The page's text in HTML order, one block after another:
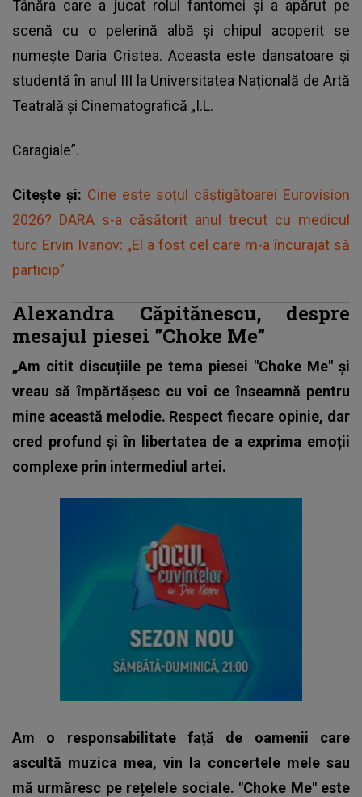
Tânăra care a jucat rolul fantomei și a apărut pe
scenă cu o pelerină albă și chipul acoperit se
numește Daria Cristea. Aceasta este dansatoare și
studentă în anul III la Universitatea Națională de Artă
Teatrală și Cinematografică „I.L.
Caragiale”.
Citește și: Cine este soțul câștigătoarei Eurovision
2026? DARA s-a căsătorit anul trecut cu medicul
turc Ervin Ivanov: „El a fost cel care m-a încurajat să
particip”
Alexandra Căpitănescu, despre
mesajul piesei ”Choke Me”
„Am citit discuțiile pe tema piesei "Choke Me" și
vreau să împărtășesc cu voi ce înseamnă pentru
mine această melodie. Respect fiecare opinie, dar
cred profund și în libertatea de a exprima emoții
complexe prin intermediul artei.
Am o responsabilitate față de oamenii care
ascultă muzica mea, vin la concertele mele sau
mă urmăresc pe rețelele sociale. "Choke Me" este